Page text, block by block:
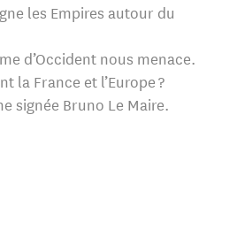
les Empires autour du
d’Occident nous menace.
la France et l’Europe ?
signée Bruno Le Maire.